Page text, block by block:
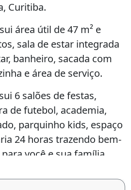
Curitiba.
área útil de 47 m² e
sala de estar integrada
banheiro, sacada com
e área de serviço.
6 salões de festas,
de futebol, academia,
parquinho kids, espaço
24 horas trazendo bem-
você e sua família.